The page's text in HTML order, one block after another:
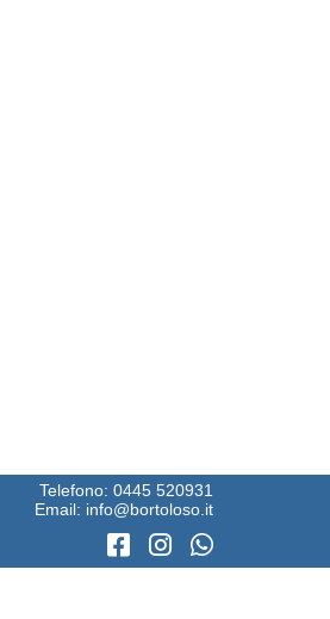
Telefono: 0445 520931
Email: info@bortoloso.it